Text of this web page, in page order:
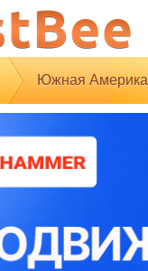
Южная Америка